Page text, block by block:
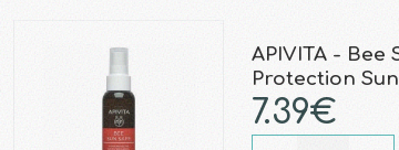
APIVITA - Bee
Protection
7.39€